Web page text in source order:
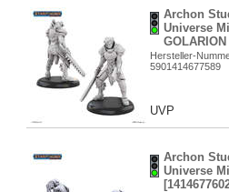
Archon
Universe
GOLARION
Hersteller-
5901414677589
UVP
Archon
Universe